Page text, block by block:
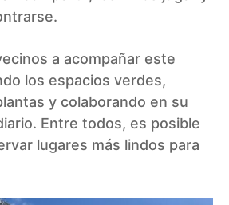
a acompañar este
los espacios verdes,
y colaborando en su
Entre todos, es posible
lugares más lindos para